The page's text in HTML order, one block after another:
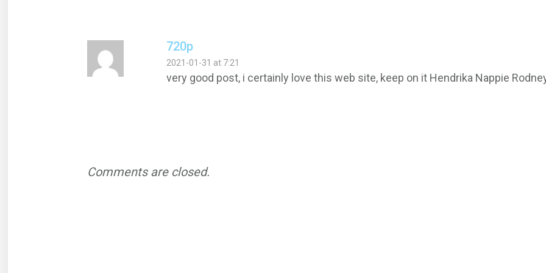
720p
2021-01-31 at 7:21
very good post, i certainly love this web site, keep on it Hendrika Nappie
Comments are closed.